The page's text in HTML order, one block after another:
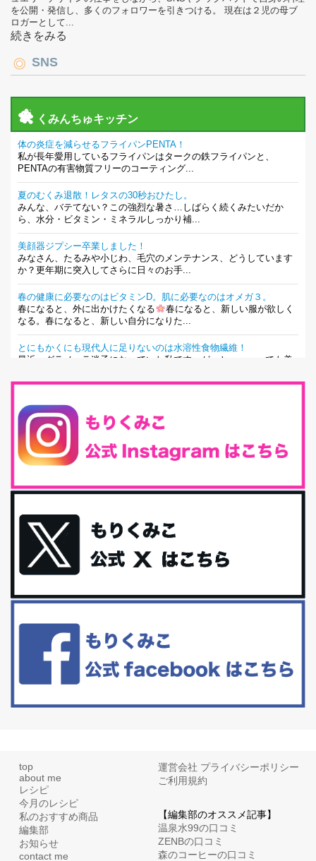
を公開・発信し、多くのフォロワーを引きつける。 現在は２児の母ブ
ロガーとして...
続きをみる
SNS
くみんちゅキッチン
体の炎症を減らせるフライパンPENTA！
私が長年愛用しているフライパンはタークの鉄フライパンと、
PENTAの有害物質フリーのコーティング...
夏のむくみ退散！レタスの30秒おひたし。
みんな、バテてない？この強烈な暑さ…しばらく続くみたいだか
ら、水分・ビタミン・ミネラルしっかり補...
美顔器ジプシー卒業しました！
みなさん、たるみや小じわ、毛穴のメンテナンス、どうしています
か？更年期に突入してさらに日々のお手...
春の健康に必要なのはビタミンD。肌に必要なのはオメガ３。
春になると、外に出かけたくなる
春になると、新しい服が欲しく
なる。春になると、新しい自分になりた...
とにもかくにも現代人に足りないのは水溶性食物繊維！
最近、グラノーラ迷子になっていた私です。が、と〜〜〜っても美
腸内環境を整えることは、健康維持の中でいっちばん大事！だと私
は思っています。 ヒトの免...
iHerb特大セール終了間近！みんな何買う？
最近お風呂上がりの炭酸水をシリカシリカにしているんだけど確か
今回は、最近毎回定期的に購入している「楽天ふるさと納税」の返
礼品トップ５を紹介します。今までいろ...
更年期を穏やかに乗りきるために今できる５つのこと。
アラフィフからの体と心の整え方。 私も気づけばアラフィフ、これ
といった更年期症状はまだ...
白髪・美容・免疫力、現代人に足りないのは海藻！
リーブオイルorごま油をたらす。&n...
top
about me
レシピ
今月のレシピ
私のおすすめ商品
編集部
お知らせ
contact me
運営会社 プライバシーポリシー
ご利用規約
【編集部のオススメ記事】
温泉水99の口コミ
ZENBの口コミ
森のコーヒーの口コミ